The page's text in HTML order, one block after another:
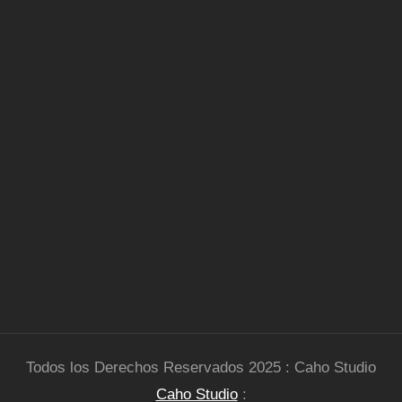
Todos los Derechos Reservados 2025 : Caho Studio
Caho Studio: